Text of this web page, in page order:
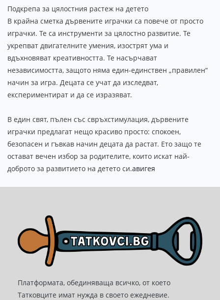
Подкрепа за цялостния растеж на детето
В крайна сметка дървените играчки са повече от просто
играчки. Те са инструменти за цялостно развитие. Те
укрепват двигателните умения, изострят ума и
вдъхновяват креативността. Те насърчават
независимостта, защото няма един-единствен „правилен“
начин за игра. Децата се учат да изследват,
експериментират и да се изразяват.
В един свят, пълен със свръхстимулация, дървените
играчки предлагат нещо красиво просто: спокоен,
безопасен и гъвкав начин децата да растат. Ето защо те
остават вечен избор за родителите, които искат най-
доброто за развитието на детето си.авигея
Платформата, обединяваща всичко, от което
Татковците имат нужда в своето ежедневие.